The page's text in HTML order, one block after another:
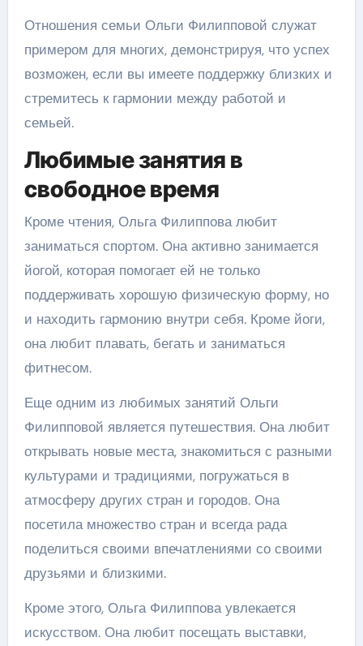
Отношения семьи Ольги Филипповой служат
примером для многих, демонстрируя, что успех
возможен, если вы имеете поддержку близких и
стремитесь к гармонии между работой и
семьей.
Любимые занятия в
свободное время
Кроме чтения, Ольга Филиппова любит
заниматься спортом. Она активно занимается
йогой, которая помогает ей не только
поддерживать хорошую физическую форму, но
и находить гармонию внутри себя. Кроме йоги,
она любит плавать, бегать и заниматься
фитнесом.
Еще одним из любимых занятий Ольги
Филипповой является путешествия. Она любит
открывать новые места, знакомиться с разными
культурами и традициями, погружаться в
атмосферу других стран и городов. Она
посетила множество стран и всегда рада
поделиться своими впечатлениями со своими
друзьями и близкими.
Кроме этого, Ольга Филиппова увлекается
искусством. Она любит посещать выставки,